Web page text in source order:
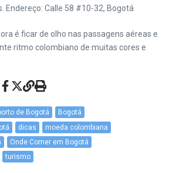
Endereço: Calle 58 #10-32, Bogotá
é ficar de olho nas passagens aéreas e
ritmo colombiano de muitas cores e
de Bogotá
Bogotá
dicas
moeda colombiana
Onde Comer em Bogotá
turismo